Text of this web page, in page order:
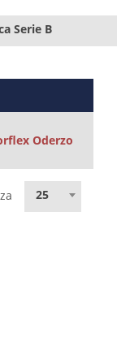
Serie B
Oderzo
25